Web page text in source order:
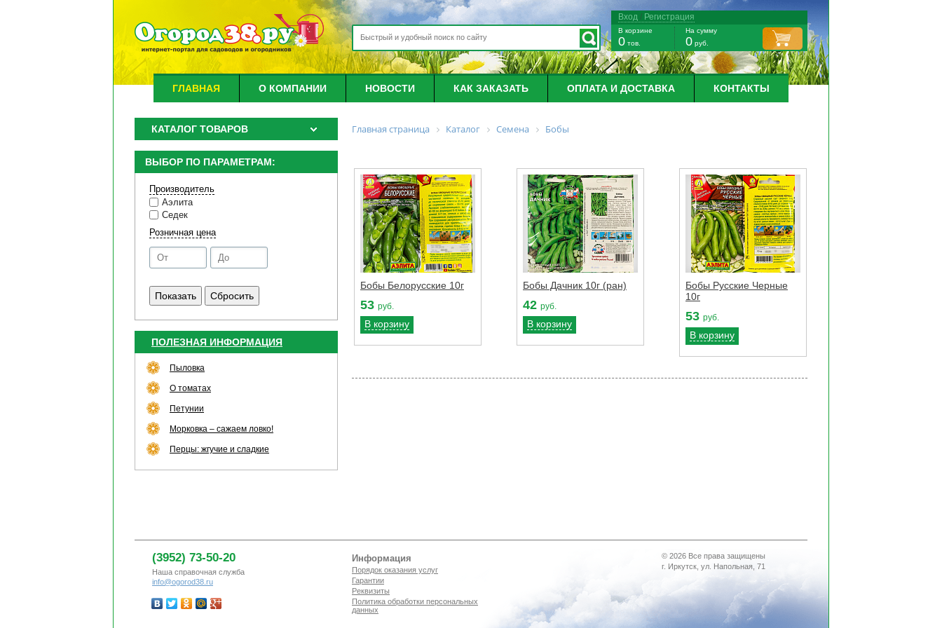
Вход / Регистрация
В корзине
0 тов.
На сумму
0 руб.
ГЛАВНАЯ О КОМПАНИИ НОВОСТИ КАК ЗАКАЗАТЬ ОПЛАТА И ДОСТАВКА КОНТАКТЫ
КАТАЛОГ ТОВАРОВ
ВЫБОР ПО ПАРАМЕТРАМ:
Производитель
Аэлита
Седек
Розничная цена
ПОЛЕЗНАЯ ИНФОРМАЦИЯ
Пыловка
О томатах
Петунии
Морковка – сажаем ловко!
Перцы: жгучие и сладкие
Главная страница Каталог Семена Бобы
Бобы Белорусские 10г
53 руб.
В корзину
Бобы Дачник 10г (ран)
42 руб.
В корзину
Бобы Русские Черные
10г
53 руб.
В корзину
(3952) 73-50-20
Наша справочная служба
info@ogorod38.ru
Информация
Порядок оказания услуг
Гарантии
Реквизиты
Политика обработки персональных
данных
© 2026 Все права защищены
г. Иркутск, ул. Напольная, 71